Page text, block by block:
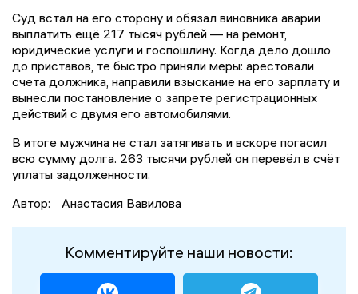
Суд встал на его сторону и обязал виновника аварии
выплатить ещё 217 тысяч рублей — на ремонт,
юридические услуги и госпошлину. Когда дело дошло
до приставов, те быстро приняли меры: арестовали
счета должника, направили взыскание на его зарплату и
вынесли постановление о запрете регистрационных
действий с двумя его автомобилями.
В итоге мужчина не стал затягивать и вскоре погасил
всю сумму долга. 263 тысячи рублей он перевёл в счёт
уплаты задолженности.
Автор:
Анастасия Вавилова
Комментируйте наши новости: